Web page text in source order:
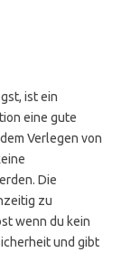
ist ein
eine gute
Verlegen von
Die
zu
wenn du kein
und gibt